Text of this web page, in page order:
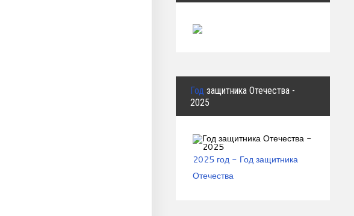
Год защитника Отечества -
2025
2025 год - Год защитника
Отечества